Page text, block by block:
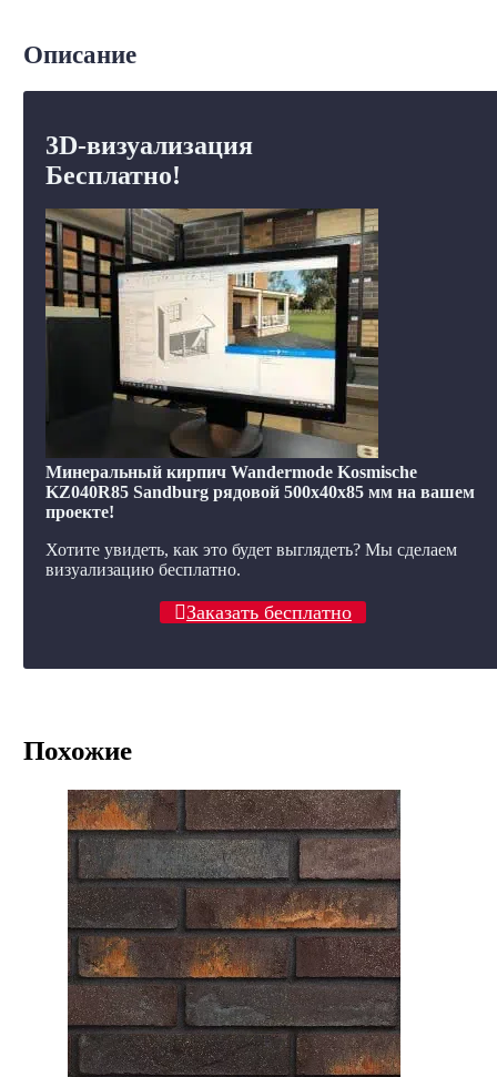
Описание
3D-визуализация
Бесплатно!
Минеральный кирпич Wandermode Kosmische
KZ040R85 Sandburg рядовой 500x40x85 мм на вашем
проекте!
Хотите увидеть, как это будет выглядеть? Мы сделаем
визуализацию бесплатно.
Заказать бесплатно
Похожие